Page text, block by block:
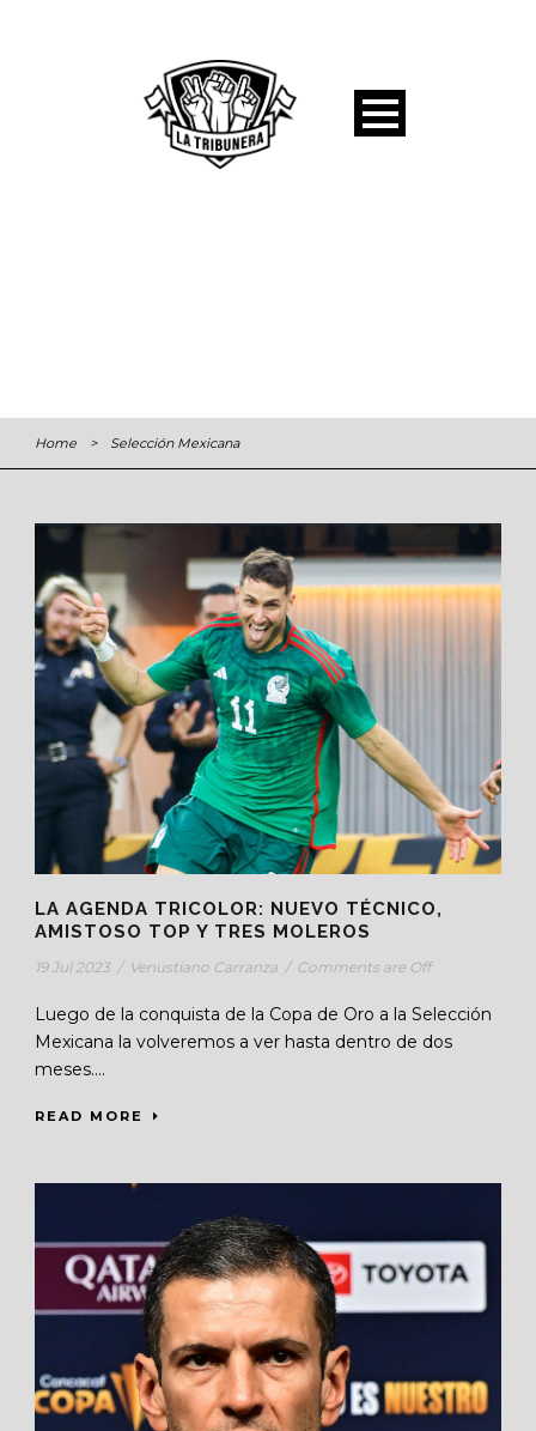
Home > Selección Mexicana
LA AGENDA TRICOLOR: NUEVO TÉCNICO,
AMISTOSO TOP Y TRES MOLEROS
19 Jul 2023 / Venustiano Carranza / Comments are Off
Luego de la conquista de la Copa de Oro a la Selección
Mexicana la volveremos a ver hasta dentro de dos
meses....
READ MORE